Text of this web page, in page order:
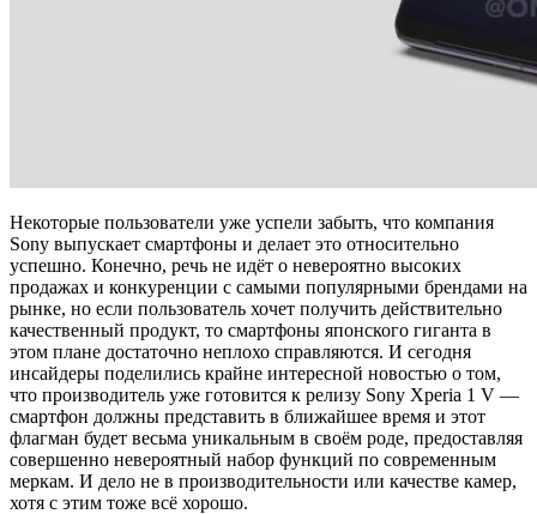
Некоторые пользователи уже успели забыть, что компания
Sony выпускает смартфоны и делает это относительно
успешно. Конечно, речь не идёт о невероятно высоких
продажах и конкуренции с самыми популярными брендами на
рынке, но если пользователь хочет получить действительно
качественный продукт, то смартфоны японского гиганта в
этом плане достаточно неплохо справляются. И сегодня
инсайдеры поделились крайне интересной новостью о том,
что производитель уже готовится к релизу Sony Xperia 1 V —
смартфон должны представить в ближайшее время и этот
флагман будет весьма уникальным в своём роде, предоставляя
совершенно невероятный набор функций по современным
меркам. И дело не в производительности или качестве камер,
хотя с этим тоже всё хорошо.